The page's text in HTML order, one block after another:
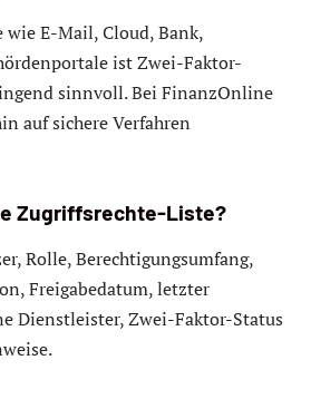
wie E-Mail, Cloud, Bank,
ist Zwei-Faktor-
sinnvoll. Bei FinanzOnline
auf sichere Verfahren
Zugriffsrechte-Liste?
Rolle, Berechtigungsumfang,
Freigabedatum, letzter
Dienstleister, Zwei-Faktor-Status